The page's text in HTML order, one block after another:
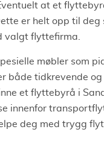
at et
er helt opp til deg
valgt flyttefirma.
møbler som
både tidkrevende
et flyttebyrå i
innenfor
deg med trygg